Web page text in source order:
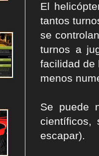
El
tantos
se
turnos a
facilidad de
menos
Se puede
científicos,
escapar).